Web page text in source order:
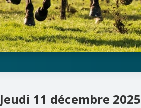
Jeudi 11 décembre 2025